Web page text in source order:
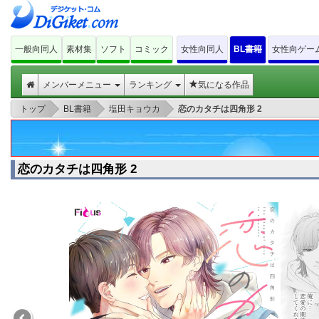
一般向同人 素材集 ソフト コミック 女性向同人 BL書籍 女性向ゲー
メンバーメニュー ランキング 気になる作品
トップ > BL書籍 > 塩田キョウカ > 恋のカタチは四角形 2
恋のカタチは四角形 2